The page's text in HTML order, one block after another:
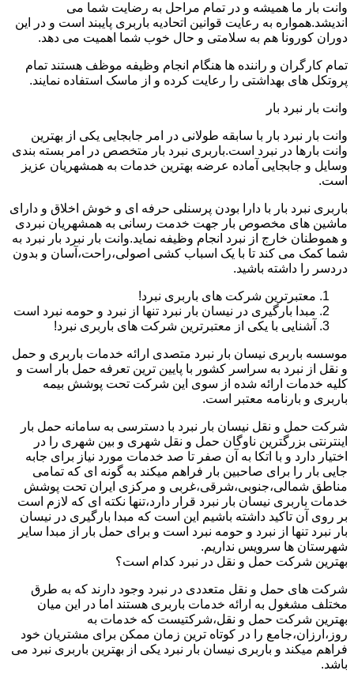
وانت بار ما همیشه و در تمام مراحل به رضایت شما می
اندیشد.همواره به رعایت قوانین اتحادیه باربری پایبند است و در این
دوران کورونا هم به سلامتی و حال خوب شما اهمیت می دهد.
تمام کارگران و راننده ها هنگام انجام وظیفه موظف هستند تمام
پروتکل های بهداشتی را رعایت کرده و از ماسک استفاده نمایند.
وانت بار نبرد بار
وانت بار نبرد بار با سابقه طولانی در امر جابجایی یکی از بهترین
وانت بارها در نبرد است.باربری نبرد بار متخصص در امر بسته بندی
وسایل و جابجایی آماده عرضه بهترین خدمات به همشهریان عزیز
است.
باربری نبرد بار با دارا بودن پرسنلی حرفه ای و خوش اخلاق و دارای
ماشین های مخصوص بار جهت خدمت رسانی به همشهریان نبردی
و هموطنان خارج از نبرد انجام وظیفه نماید.وانت بار نبرد بار نبرد به
شما کمک می کند تا با یک اسباب کشی اصولی،راحت،آسان و بدون
دردسر را داشته باشید.
معتبرترین شرکت های باربری نبرد!
مبدا بارگیری در نیسان بار نبرد تنها از نبرد و حومه نبرد است
آشنایی با یکی از معتبرترین شرکت های باربری نبرد!
موسسه باربری نیسان بار نبرد متصدی ارائه خدمات باربری و حمل
و نقل از نبرد به سراسر کشور با پایین ترین تعرفه حمل بار است و
کلیه خدمات ارائه شده از سوی این شرکت تحت پوشش بیمه
باربری و بارنامه معتبر است.
شرکت حمل و نقل نیسان بار نبرد با دسترسی به سامانه حمل بار
اینترنتی بزرگترین ناوگان حمل و نقل شهری و بین شهری را در
اختیار دارد و با اتکا به آن صفر تا صد خدمات مورد نیاز برای جابه
جایی بار را برای صاحبین بار فراهم میکند به گونه ای که تمامی
مناطق شمالی،جنوبی،شرقی،غربی و مرکزی ایران تحت پوشش
خدمات باربری نیسان بار نبرد قرار دارد،تنها نکته ای که لازم است
بر روی آن تاکید داشته باشیم این است که مبدا بارگیری در نیسان
بار نبرد تنها از نبرد و حومه نبرد است و برای حمل بار از مبدا سایر
شهرستان ها سرویس نداریم.
بهترین شرکت حمل و نقل در نبرد کدام است؟
شرکت های حمل و نقل متعددی در نبرد وجود دارند که به طرق
مختلف مشغول به ارائه خدمات باربری هستند اما در این میان
بهترین شرکت حمل و نقل،شرکتیست که خدمات به
روز،ارزان،جامع را در کوتاه ترین زمان ممکن برای مشتریان خود
فراهم میکند و باربری نیسان بار نبرد یکی از بهترین باربری نبرد می
باشد.